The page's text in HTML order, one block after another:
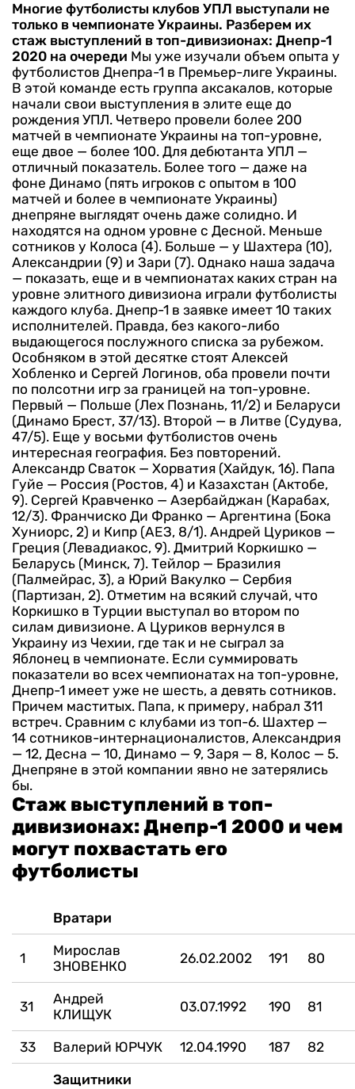
Многие футболисты клубов УПЛ выступали не
только в чемпионате Украины. Разберем их
стаж выступлений в топ-дивизионах: Днепр-1
2020 на очереди Мы уже изучали объем опыта у
футболистов Днепра-1 в Премьер-лиге Украины.
В этой команде есть группа аксакалов, которые
начали свои выступления в элите еще до
рождения УПЛ. Четверо провели более 200
матчей в чемпионате Украины на топ-уровне,
еще двое — более 100. Для дебютанта УПЛ —
отличный показатель. Более того — даже на
фоне Динамо (пять игроков с опытом в 100
матчей и более в чемпионате Украины)
днепряне выглядят очень даже солидно. И
находятся на одном уровне с Десной. Меньше
сотников у Колоса (4). Больше — у Шахтера (10),
Александрии (9) и Зари (7). Однако наша задача
— показать, еще и в чемпионатах каких стран на
уровне элитного дивизиона играли футболисты
каждого клуба. Днепр-1 в заявке имеет 10 таких
исполнителей. Правда, без какого-либо
выдающегося послужного списка за рубежом.
Особняком в этой десятке стоят Алексей
Хобленко и Сергей Логинов, оба провели почти
по полсотни игр за границей на топ-уровне.
Первый — Польше (Лех Познань, 11/2) и Беларуси
(Динамо Брест, 37/13). Второй — в Литве (Судува,
47/5). Еще у восьми футболистов очень
интересная география. Без повторений.
Александр Сваток — Хорватия (Хайдук, 16). Папа
Гуйе — Россия (Ростов, 4) и Казахстан (Актобе,
9). Сергей Кравченко — Азербайджан (Карабах,
12/3). Франчиско Ди Франко — Аргентина (Бока
Хуниорс, 2) и Кипр (АЕЗ, 8/1). Андрей Цуриков —
Греция (Левадиакос, 9). Дмитрий Коркишко —
Беларусь (Минск, 7). Тейлор — Бразилия
(Палмейрас, 3), а Юрий Вакулко — Сербия
(Партизан, 2). Отметим на всякий случай, что
Коркишко в Турции выступал во втором по
силам дивизионе. А Цуриков вернулся в
Украину из Чехии, где так и не сыграл за
Яблонец в чемпионате. Если суммировать
показатели во всех чемпионатах на топ-уровне,
Днепр-1 имеет уже не шесть, а девять сотников.
Причем маститых. Папа, к примеру, набрал 311
встреч. Сравним с клубами из топ-6. Шахтер —
14 сотников-интернационалистов, Александрия
— 12, Десна — 10, Динамо — 9, Заря — 8, Колос — 5.
Днепряне в этой компании явно не затерялись
бы.
Стаж выступлений в топ-
дивизионах: Днепр-1 2000 и чем
могут похвастать его
футболисты
Вратари
1
Мирослав
ЗНОВЕНКО
26.02.2002 191 80
31
Андрей
КЛИЩУК
03.07.1992 190 81
33 Валерий ЮРЧУК 12.04.1990 187 82
Защитники